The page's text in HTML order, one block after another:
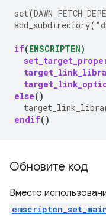
set(
add_subdirectory(
if(EMSCRIPTEN)
else()
endif()
Обновите код
Вместо